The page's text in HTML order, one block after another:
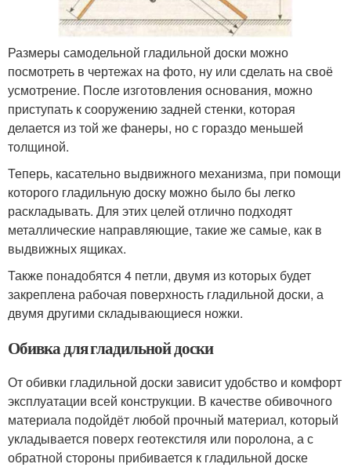
Размеры самодельной гладильной доски можно
посмотреть в чертежах на фото, ну или сделать на своё
усмотрение. После изготовления основания, можно
приступать к сооружению задней стенки, которая
делается из той же фанеры, но с гораздо меньшей
толщиной.
Теперь, касательно выдвижного механизма, при помощи
которого гладильную доску можно было бы легко
раскладывать. Для этих целей отлично подходят
металлические направляющие, такие же самые, как в
выдвижных ящиках.
Также понадобятся 4 петли, двумя из которых будет
закреплена рабочая поверхность гладильной доски, а
двумя другими складывающиеся ножки.
Обивка для гладильной доски
От обивки гладильной доски зависит удобство и комфорт
эксплуатации всей конструкции. В качестве обивочного
материала подойдёт любой прочный материал, который
укладывается поверх геотекстиля или поролона, а с
обратной стороны прибивается к гладильной доске